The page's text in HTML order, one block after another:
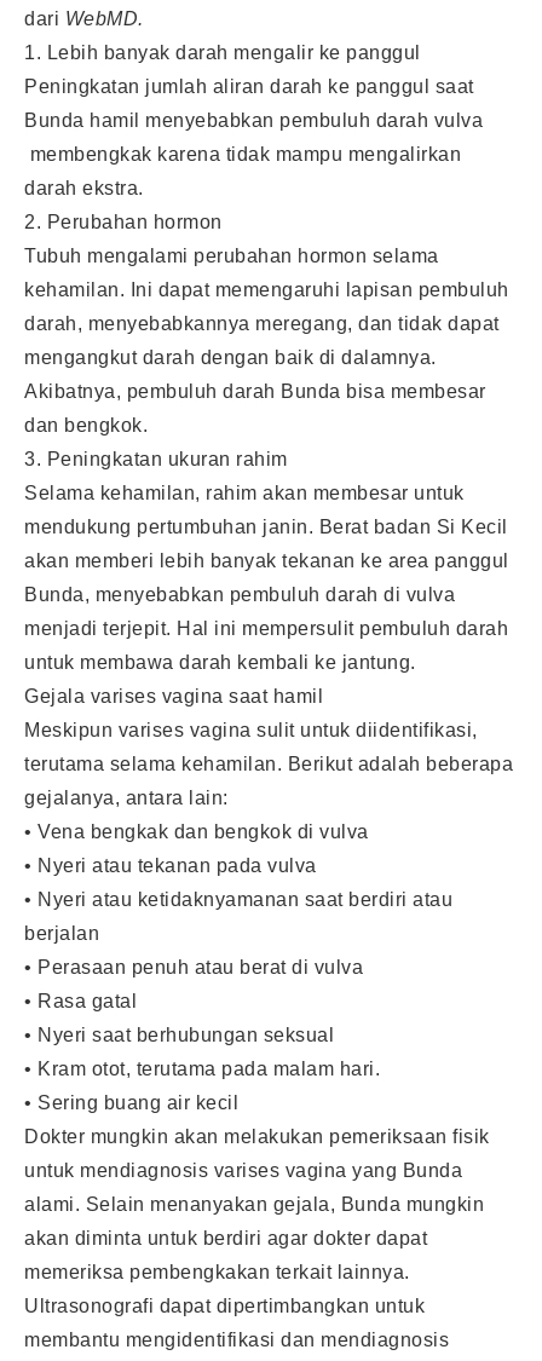
dari WebMD.
1. Lebih banyak darah mengalir ke panggul
Peningkatan jumlah aliran darah ke panggul saat
Bunda hamil menyebabkan pembuluh darah vulva
membengkak karena tidak mampu mengalirkan
darah ekstra.
2. Perubahan hormon
Tubuh mengalami perubahan hormon selama
kehamilan. Ini dapat memengaruhi lapisan pembuluh
darah, menyebabkannya meregang, dan tidak dapat
mengangkut darah dengan baik di dalamnya.
Akibatnya, pembuluh darah Bunda bisa membesar
dan bengkok.
3. Peningkatan ukuran rahim
Selama kehamilan, rahim akan membesar untuk
mendukung pertumbuhan janin. Berat badan Si Kecil
akan memberi lebih banyak tekanan ke area panggul
Bunda, menyebabkan pembuluh darah di vulva
menjadi terjepit. Hal ini mempersulit pembuluh darah
untuk membawa darah kembali ke jantung.
Gejala varises vagina saat hamil
Meskipun varises vagina sulit untuk diidentifikasi,
terutama selama kehamilan. Berikut adalah beberapa
gejalanya, antara lain:
• Vena bengkak dan bengkok di vulva
• Nyeri atau tekanan pada vulva
• Nyeri atau ketidaknyamanan saat berdiri atau
berjalan
• Perasaan penuh atau berat di vulva
• Rasa gatal
• Nyeri saat berhubungan seksual
• Kram otot, terutama pada malam hari.
• Sering buang air kecil
Dokter mungkin akan melakukan pemeriksaan fisik
untuk mendiagnosis varises vagina yang Bunda
alami. Selain menanyakan gejala, Bunda mungkin
akan diminta untuk berdiri agar dokter dapat
memeriksa pembengkakan terkait lainnya.
Ultrasonografi dapat dipertimbangkan untuk
membantu mengidentifikasi dan mendiagnosis